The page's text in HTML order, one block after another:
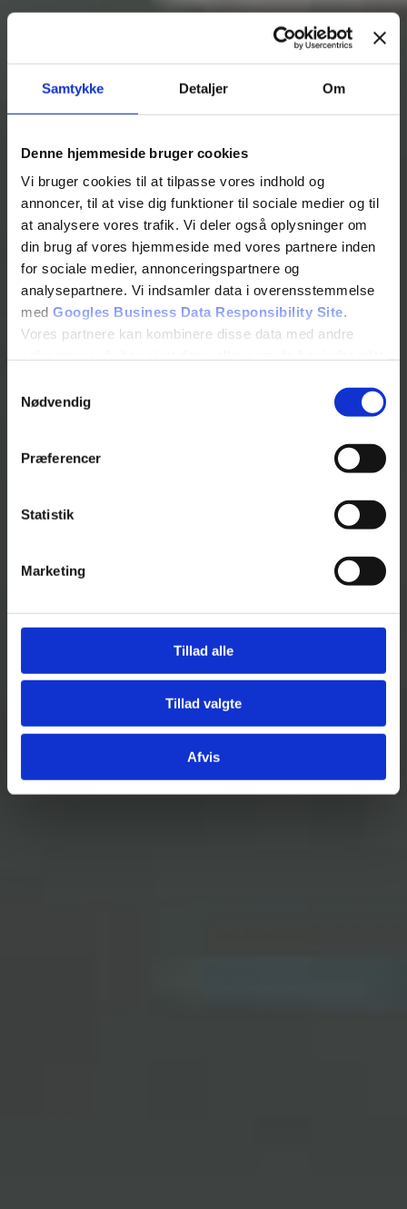
Samtykke Detaljer Om
Denne hjemmeside bruger cookies
Vi bruger cookies til at tilpasse vores indhold og
annoncer, til at vise dig funktioner til sociale medier og til
at analysere vores trafik. Vi deler også oplysninger om
din brug af vores hjemmeside med vores partnere inden
for sociale medier, annonceringspartnere og
analysepartnere. Vi indsamler data i overensstemmelse
med Googles Business Data Responsibility Site.
Vores partnere kan kombinere disse data med andre
Nødvendig
Præferencer
Statistik
Marketing
Tillad alle
Tillad valgte
Afvis